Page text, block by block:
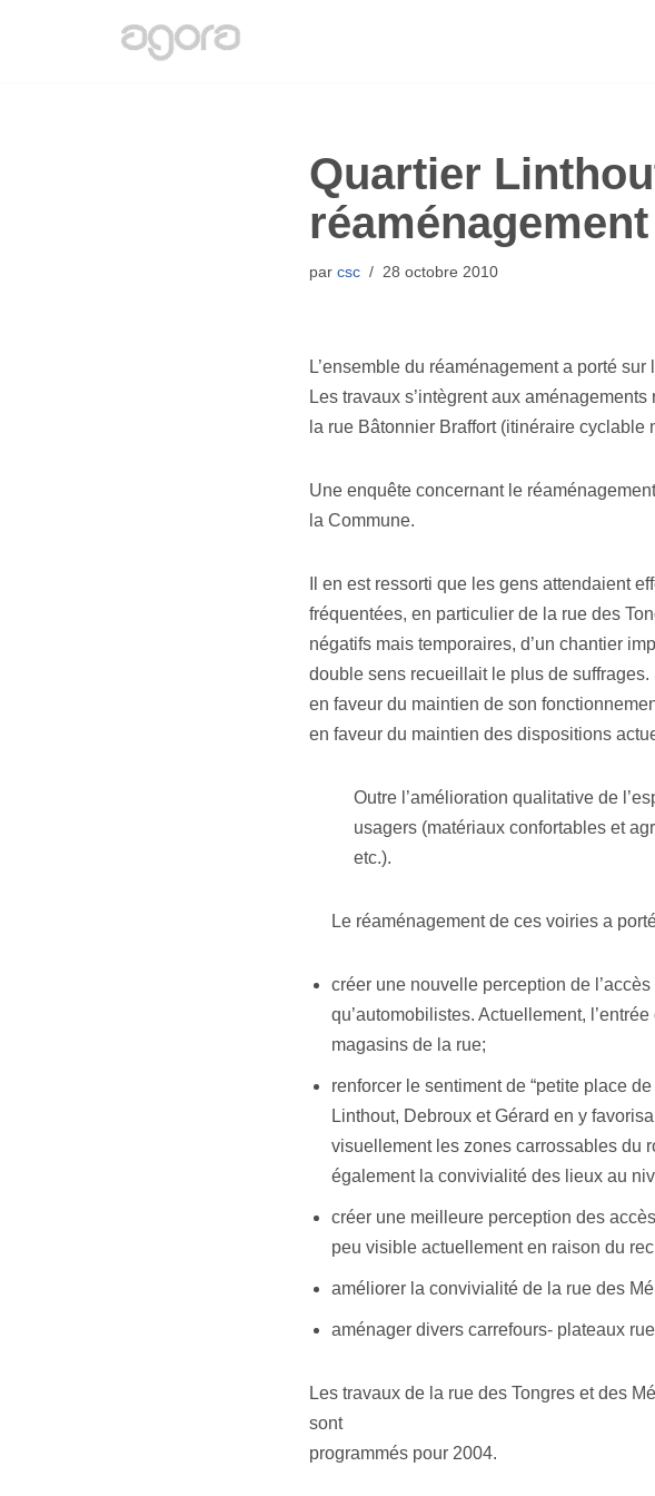
Quartier
par csc 28 octobre 2010
L’ensemble du réaménagement a porté
Les travaux s’intègrent aux
la rue Bâtonnier Braffort (itinéraire
Une enquête concernant le
la Commune.
Il en est ressorti que les gens attendaient
fréquentées, en particulier de la rue des
négatifs mais temporaires, d’un chantier
double sens recueillait le plus de
en faveur du maintien de son
en faveur du maintien des dispositions
Outre l’amélioration qualitative de
usagers (matériaux confortables et
etc.).
Le réaménagement de ces voiries a
créer une nouvelle perception de
qu’automobilistes. Actuellement,
magasins de la rue;
renforcer le sentiment de “petite place
Linthout, Debroux et Gérard en y
visuellement les zones carrossables du
également la convivialité des lieux au
créer une meilleure perception des
peu visible actuellement en raison du
améliorer la convivialité de la rue des
aménager divers carrefours- plateaux
Les travaux de la rue des Tongres et des
sont
programmés pour 2004.